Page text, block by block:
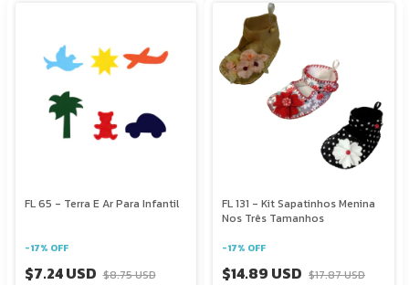
FL 65 - Terra E Ar Para Infantil
-17% OFF
$7.24 USD $8.75 USD
FL 131 - Kit Sapatinhos Menina
Nos Três Tamanhos
-17% OFF
$14.89 USD $17.87 USD